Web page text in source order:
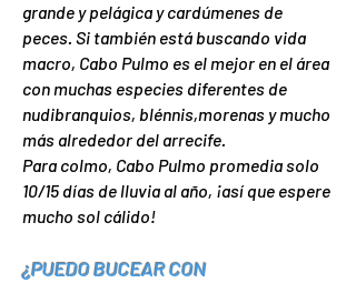
grande y pelágica y cardúmenes de
peces. Si también está buscando vida
macro, Cabo Pulmo es el mejor en el área
con muchas especies diferentes de
nudibranquios, blénnis,morenas y mucho
más alrededor del arrecife.
Para colmo, Cabo Pulmo promedia solo
10/15 días de lluvia al año, ¡así que espere
mucho sol cálido!
¿PUEDO BUCEAR CON